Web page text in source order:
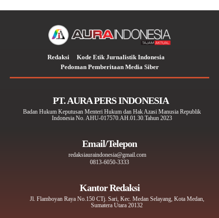
Redaksi
Kode Etik Jurnalistik Indonesia
Pedoman Pemberitaan Media Siber
PT. AURA PERS INDONESIA
Badan Hukum Keputusan Menteri Hukum dan Hak Azasi Manusia Republik
Indonesia No. AHU-017570.AH.01.30.Tahun 2023
Email/Telepon
redaksiauraindonesia@gmail.com
0813-6050-3333
Kantor Redaksi
Jl. Flamboyan Raya No.150 CTj. Sari, Kec. Medan Selayang, Kota Medan,
Sumatera Utara 20132